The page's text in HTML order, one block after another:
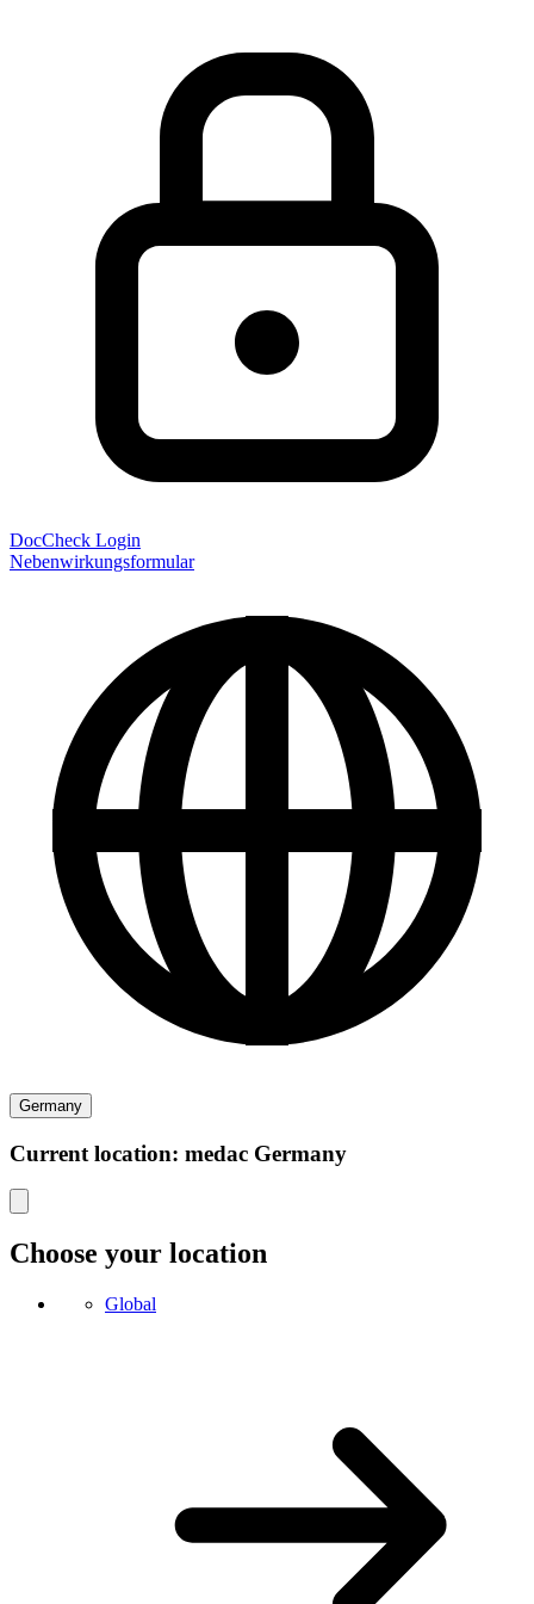
DocCheck Login
Nebenwirkungsformular
Germany
Current location: medac Germany
Choose your location
Global